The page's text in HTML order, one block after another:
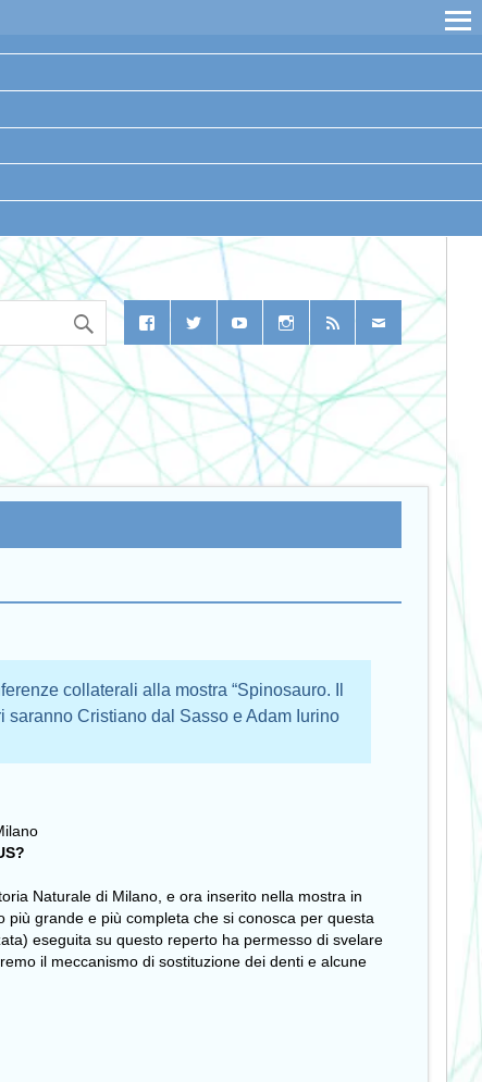
collaterali alla mostra “Spinosauro. Il
saranno Cristiano dal Sasso e Adam Iurino
Naturale di Milano, e ora inserito nella mostra in
grande e più completa che si conosca per questa
eseguita su questo reperto ha permesso di svelare
il meccanismo di sostituzione dei denti e alcune